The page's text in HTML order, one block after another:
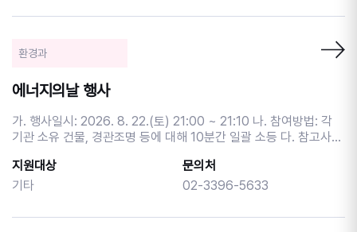
-----------------------------------------------------------
학」은 문화체육관광부가 주최하고, 한국문화예술교육진흥원과 한국
도서관협회가 공동 주관하는 인문 프로그램입니다.
> 8월 31일(월) 18:30~20:30 - 전세사기 위험사항 점검하기 - 안
락종합사회복지관 7층 배티교실 * 대상 : 중구 생활권 청년(만
19~39세 미만) 20명 * 1·2회기 모두 참여 가능한 분 우선 모집!
(선착순) * 강사 : 김가원(민달팽이유니온 사무처장) * 신청 : 포스
터 QR코드 또는 네이버폼 신청 (https://naver.me/xxo8asmb) *
내 집을 구하기 전, 꼭 알아야 할 정보! 실패 없는 첫 자취와 안전한
계약을 위해 함께 준비해 보세요~!
환경과
에너지의날 행사
가. 행사일시: 2026. 8. 22.(토) 21:00 ~ 21:10 나. 참여방법: 각
기관 소유 건물, 경관조명 등에 대해 10분간 일괄 소등 다. 참고사항
에 참여할 대표 건물·조명 등을 선정하여 참여 가능 2) 다만, 행사 당
일 휴무인 경우에는 전일(8.21(금))에 전력피크시간대(오후 3시~6
조
지원대상
기타
문의처
02-3396-5633